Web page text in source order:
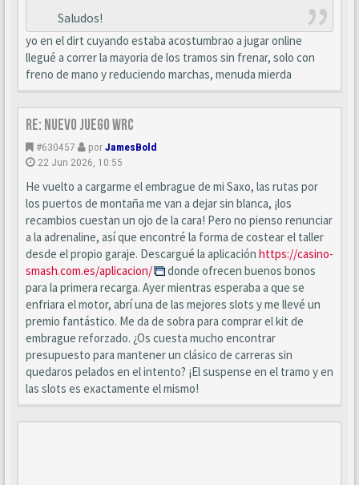
Saludos!
yo en el dirt cuyando estaba acostumbrao a jugar online
llegué a correr la mayoria de los tramos sin frenar, solo con
freno de mano y reduciendo marchas, menuda mierda
Re: Nuevo juego WRC
#630457 porJamesBold
22 Jun 2026, 10:55
He vuelto a cargarme el embrague de mi Saxo, las rutas por
los puertos de montaña me van a dejar sin blanca, ¡los
recambios cuestan un ojo de la cara! Pero no pienso renunciar
a la adrenaline, así que encontré la forma de costear el taller
desde el propio garaje. Descargué la aplicación https://casino-
smash.com.es/aplicacion/
donde ofrecen buenos bonos
para la primera recarga. Ayer mientras esperaba a que se
enfriara el motor, abrí una de las mejores slots y me llevé un
premio fantástico. Me da de sobra para comprar el kit de
embrague reforzado. ¿Os cuesta mucho encontrar
presupuesto para mantener un clásico de carreras sin
quedaros pelados en el intento? ¡El suspense en el tramo y en
las slots es exactamente el mismo!